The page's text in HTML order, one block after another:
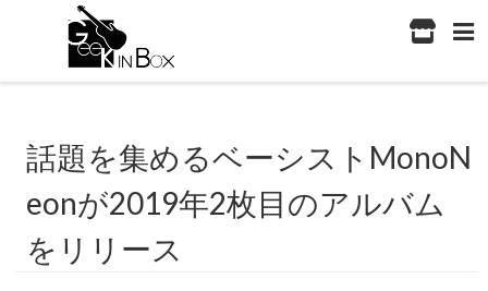
話題を集めるベーシストMonoN
eonが2019年2枚目のアルバム
をリリース